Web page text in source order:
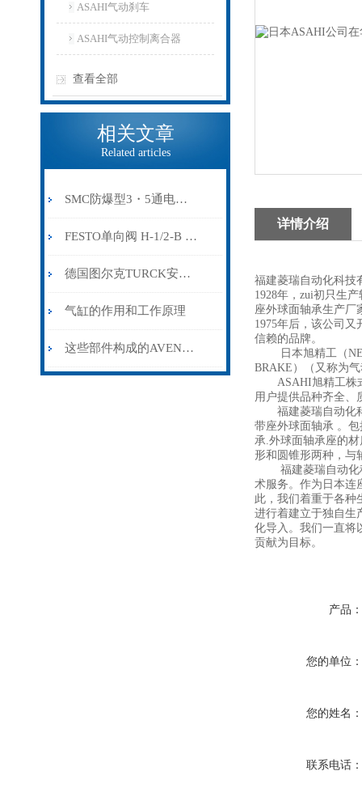
ASAHI气动刹车
ASAHI气动控制离合器
查看全部
相关文章
Related articles
SMC防爆型3・5通电磁阀
FESTO单向阀 H-1/2-B 产品代号: 11691
德国图尔克TURCK安全光幕
气缸的作用和工作原理
这些部件构成的AVENTICS磁性开关更加的智能和可靠
详情介绍
福建菱瑞自动化科技
1928年，zui初只生
座外球面轴承生产厂
1975年后，该公司
信赖的品牌。
日本旭精工（
BRAKE）（又称为
ASAHI旭精工株式
用户提供品种齐全、
福建菱瑞自动化科
带座外球面轴承 。
承.外球面轴承座的
形和圆锥形两种，与
福建菱瑞自动化科
术服务。作为日本连
此，我们着重于各种
进行着建立于独自生
化导入。我们一直将
贡献为目标。
产品：
您的单位：
您的姓名：
联系电话：